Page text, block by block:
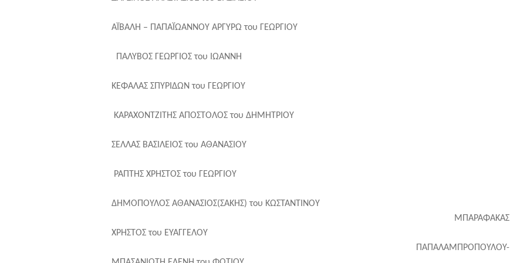
ΑΪΒΑΛΗ – ΠΑΠΑΪΩΑΝΝΟΥ ΑΡΓΥΡΩ του ΓΕΩΡΓΙΟΥ
ΠΑΛΥΒΟΣ ΓΕΩΡΓΙΟΣ του ΙΩΑΝΝΗ
ΚΕΦΑΛΑΣ ΣΠΥΡΙΔΩΝ του ΓΕΩΡΓΙΟΥ
ΚΑΡΑΧΟΝΤΖΙΤΗΣ ΑΠΟΣΤΟΛΟΣ του ΔΗΜΗΤΡΙΟΥ
ΣΕΛΛΑΣ ΒΑΣΙΛΕΙΟΣ του ΑΘΑΝΑΣΙΟΥ
ΡΑΠΤΗΣ ΧΡΗΣΤΟΣ του ΓΕΩΡΓΙΟΥ
ΔΗΜΟΠΟΥΛΟΣ ΑΘΑΝΑΣΙΟΣ(ΣΑΚΗΣ) του ΚΩΣΤΑΝΤΙΝΟΥ
ΜΠΑΡΑΦΑΚΑΣ
ΧΡΗΣΤΟΣ του ΕΥΑΓΓΕΛΟΥ
ΠΑΠΑΛΑΜΠΡΟΠΟΥΛΟΥ-